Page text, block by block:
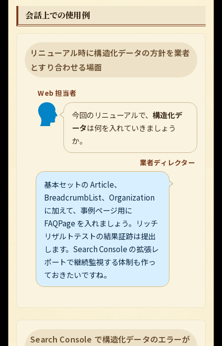
会話上での使用例
リニューアル時に構造化データの方針を業者
とすり合わせる場面
Web 担当者
今回のリニューアルで、構造化デ
ータは何を入れていきましょう
か。
業者ディレクター
基本セットの Article、
BreadcrumbList、Organization
に加えて、事例ページ用に
FAQPage を入れましょう。リッチ
リザルトテストの結果証跡は提出
します。Search Console の拡張レ
ポートで継続監視する体制も作っ
ておきたいですね。
Search Console で構造化データのエラーが